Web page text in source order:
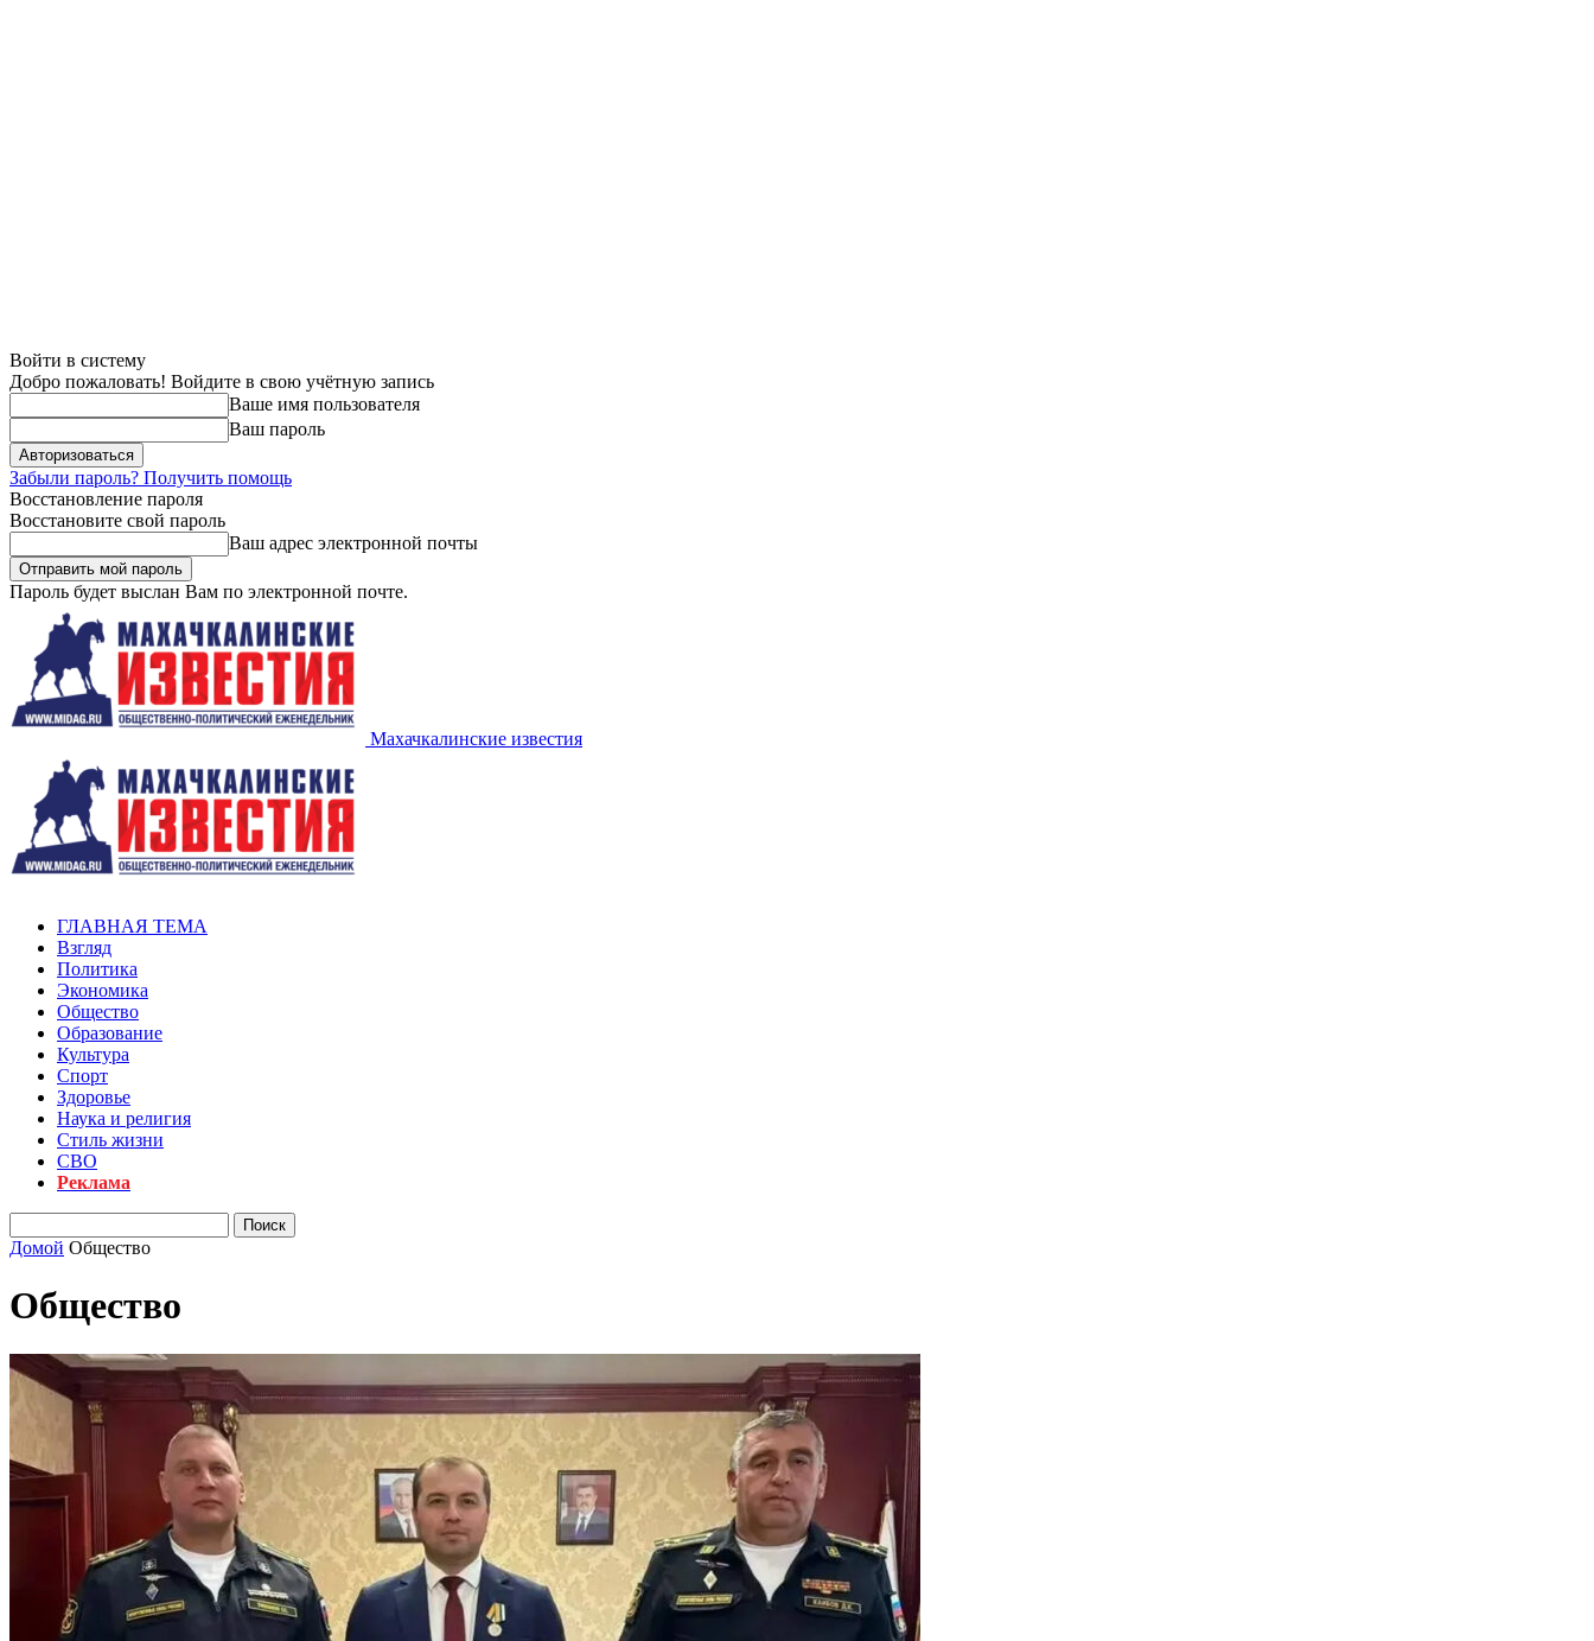
Войти в систему
Добро пожаловать! Войдите в свою учётную запись
Ваше имя пользователя
Ваш пароль
Забыли пароль? Получить помощь
Восстановление пароля
Восстановите свой пароль
Ваш адрес электронной почты
Пароль будет выслан Вам по электронной почте.
Махачкалинские известия
ГЛАВНАЯ ТЕМА
Взгляд
Политика
Экономика
Общество
Образование
Культура
Спорт
Здоровье
Наука и религия
Стиль жизни
СВО
Реклама
Домой Общество
Общество